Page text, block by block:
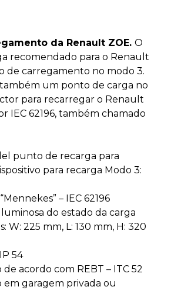
da Renault ZOE. O
recomendado para o Renault
de carregamento no modo 3.
um ponto de carga no
para recarregar o Renault
IEC 62196, também chamado
punto de recarga para
para recarga Modo 3:
– IEC 62196
luminosa do estado da carga
W: 225 mm, L: 130 mm, H: 320
54
de acordo com REBT – ITC 52
em garagem privada ou